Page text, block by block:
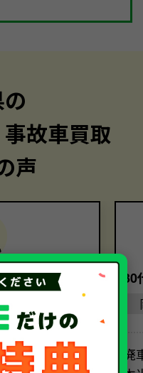
故車買取
声
かるものなの